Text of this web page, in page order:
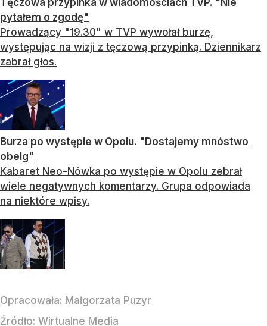
pytałem o zgodę"
Prowadzący "19.30" w TVP wywołał burzę,
występując na wizji z tęczową przypinką. Dziennikarz
zabrał głos.
Burza po występie w Opolu. "Dostajemy mnóstwo
obelg"
Kabaret Neo-Nówka po występie w Opolu zebrał
wiele negatywnych komentarzy. Grupa odpowiada
na niektóre wpisy.
Opracowała: Małgorzata Puzyr
Źródło: Wirtualne Media